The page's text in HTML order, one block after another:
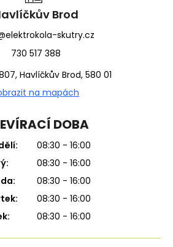
Brod
skutry.cz
730 517 388
Havlíčkův Brod, 580 01
na mapách
DOBA
08:30 - 16:00
08:30 - 16:00
08:30 - 16:00
08:30 - 16:00
08:30 - 16:00